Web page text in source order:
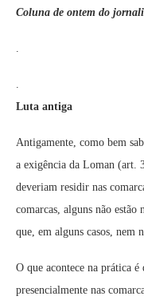
Coluna de ontem do
.
.
Luta antiga
Antigamente, como bem
a exigência da Loman (art.
deveriam residir nas
comarcas, alguns não estão
que, em alguns casos, nem
O que acontece na prática
presencialmente nas